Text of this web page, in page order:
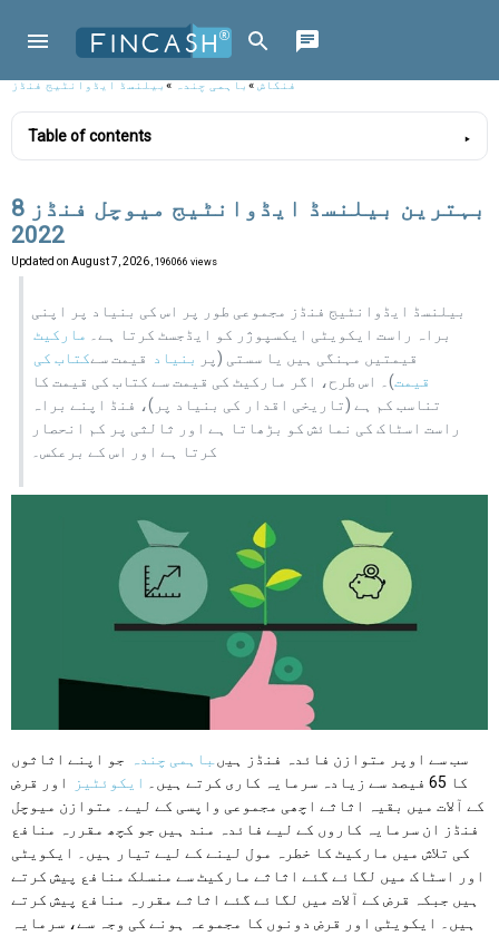
فنکاش»باہمی چندہ»بیلنسڈ ایڈوانٹیج فنڈز
Table of contents
8 بہترین بیلنسڈ ایڈوانٹیج میوچل فنڈز
2022
Updated on August 7, 2026 , 196066 views
بیلنسڈ ایڈوانٹیج فنڈز مجموعی طور پر اس کی بنیاد پر اپنی
براہ راست ایکویٹی ایکسپوژر کو ایڈجسٹ کرتا ہے۔ مارکیٹ
قیمتیں مہنگی ہیں یا سستی (پر
بنیاد قیمت سےکتاب کی
قیمت)۔ اس طرح، اگر مارکیٹ کی قیمت سے کتاب کی قیمت کا
تناسب کم ہے (تاریخی اقدار کی بنیاد پر)، فنڈ اپنے براہ
راست اسٹاک کی نمائش کو بڑھاتا ہے اور ثالثی پر کم انحصار
کرتا ہے اور اس کے برعکس۔
سب سے اوپر متوازن فائدہ فنڈز ہیںباہمی چندہ
جو اپنے اثاثوں
کا 65 فیصد سے زیادہ سرمایہ کاری کرتے ہیں۔
ایکوئٹیز
اور قرض
کے آلات میں بقیہ اثاثے اچھی مجموعی واپسی کے لیے۔ متوازن میوچل
فنڈز ان سرمایہ کاروں کے لیے فائدہ مند ہیں جو کچھ مقررہ منافع
کی تلاش میں مارکیٹ کا خطرہ مول لینے کے لیے تیار ہیں۔ ایکویٹی
اور اسٹاک میں لگائے گئے اثاثے مارکیٹ سے منسلک منافع پیش کرتے
ہیں جبکہ قرض کے آلات میں لگائے گئے اثاثے مقررہ منافع پیش کرتے
ہیں۔ ایکویٹی اور قرض دونوں کا مجموعہ ہونے کی وجہ سے، سرمایہ